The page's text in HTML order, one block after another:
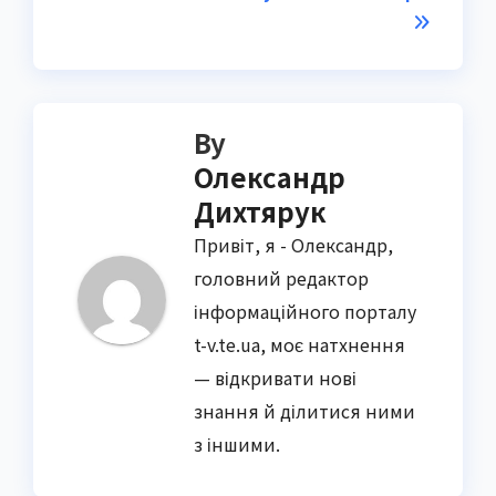
By
Олександр
Дихтярук
Привіт, я - Олександр,
головний редактор
інформаційного порталу
t-v.te.ua, моє натхнення
— відкривати нові
знання й ділитися ними
з іншими.